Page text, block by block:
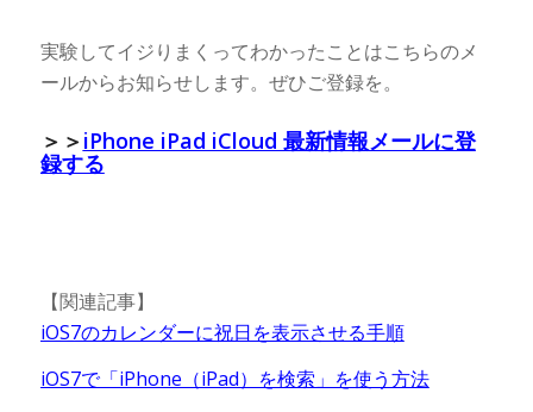
実験してイジりまくってわかったことはこちらのメ
ールからお知らせします。ぜひご登録を。
＞＞iPhone iPad iCloud 最新情報メールに登
録する
【関連記事】
iOS7のカレンダーに祝日を表示させる手順
iOS7で「iPhone（iPad）を検索」を使う方法